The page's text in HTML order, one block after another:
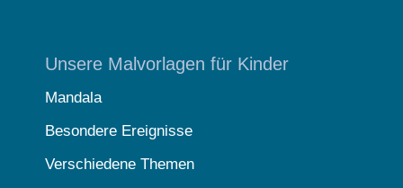
Unsere Malvorlagen für Kinder
Mandala
Besondere Ereignisse
Verschiedene Themen